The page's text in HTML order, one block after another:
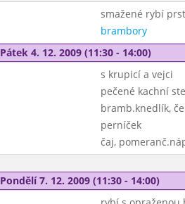
smažené rybí
brambory
Pátek 4. 12. 2009 (11:30 - 14:00)
s krupicí a vejci
pečené kachní
bramb.knedlík,
perníček
čaj,
Pondělí 7. 12. 2009 (11:30 - 14:00)